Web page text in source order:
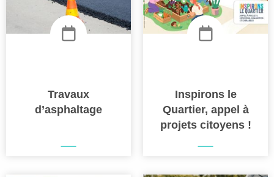
Travaux
d’asphaltage
Inspirons le
Quartier, appel à
projets citoyens !